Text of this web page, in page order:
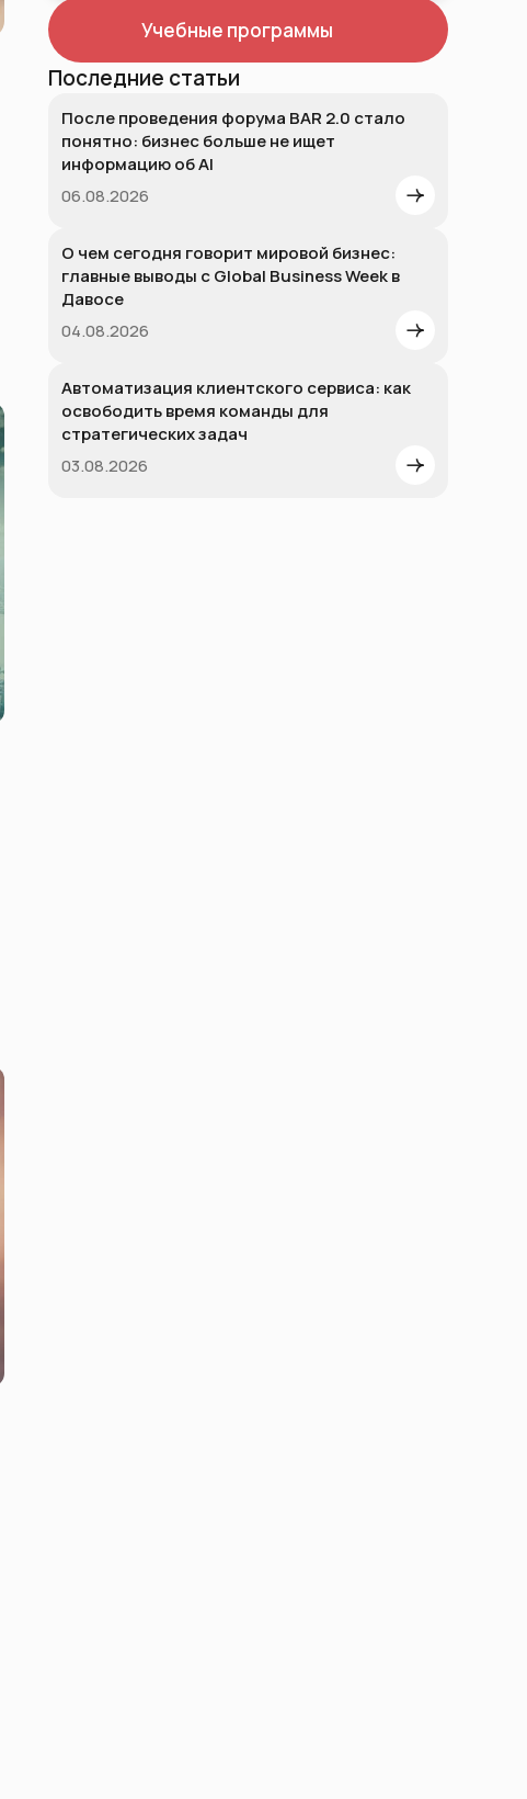
Учебные программы
Последние статьи
После проведения форума BAR 2.0 стало
понятно: бизнес больше не ищет
информацию об AI
06.08.2026
О чем сегодня говорит мировой бизнес:
главные выводы с Global Business Week в
Давосе
04.08.2026
Автоматизация клиентского сервиса: как
освободить время команды для
стратегических задач
03.08.2026